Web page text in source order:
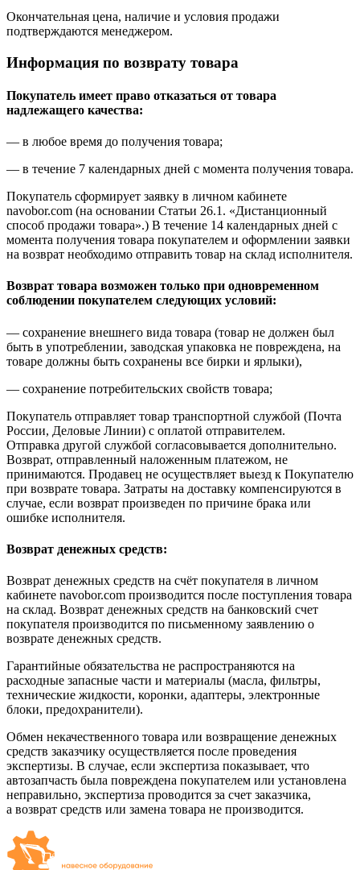
Окончательная цена, наличие и условия продажи
подтверждаются менеджером.
Информация по возврату товара
Покупатель имеет право отказаться от товара
надлежащего качества:
— в любое время до получения товара;
— в течение 7 календарных дней с момента получения товара.
Покупатель сформирует заявку в личном кабинете
navobor.com (на основании Статьи 26.1. «Дистанционный
способ продажи товара».) В течение 14 календарных дней с
момента получения товара покупателем и оформлении заявки
на возврат необходимо отправить товар на склад исполнителя.
Возврат товара возможен только при одновременном
соблюдении покупателем следующих условий:
— сохранение внешнего вида товара (товар не должен был
быть в употреблении, заводская упаковка не повреждена, на
товаре должны быть сохранены все бирки и ярлыки),
— сохранение потребительских свойств товара;
Покупатель отправляет товар транспортной службой (Почта
России, Деловые Линии) с оплатой отправителем.
Отправка другой службой согласовывается дополнительно.
Возврат, отправленный наложенным платежом, не
принимаются. Продавец не осуществляет выезд к Покупателю
при возврате товара. Затраты на доставку компенсируются в
случае, если возврат произведен по причине брака или
ошибке исполнителя.
Возврат денежных средств:
Возврат денежных средств на счёт покупателя в личном
кабинете navobor.com производится после поступления товара
на склад. Возврат денежных средств на банковский счет
покупателя производится по письменному заявлению о
возврате денежных средств.
Гарантийные обязательства не распространяются на
расходные запасные части и материалы (масла, фильтры,
технические жидкости, коронки, адаптеры, электронные
блоки, предохранители).
Обмен некачественного товара или возвращение денежных
средств заказчику осуществляется после проведения
экспертизы. В случае, если экспертиза показывает, что
автозапчасть была повреждена покупателем или установлена
неправильно, экспертиза проводится за счет заказчика,
а возврат средств или замена товара не производится.